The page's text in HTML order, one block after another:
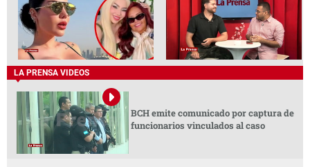
LA PRENSA VIDEOS
BCH emite comunicado por captura de
funcionarios vinculados al caso